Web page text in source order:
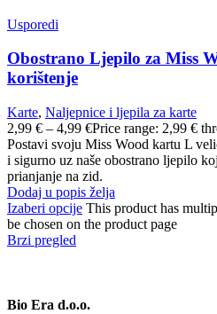
Usporedi
Obostrano Ljepilo za Miss
korištenje
Karte, Naljepnice i ljepila za karte
2,99 € – 4,99 €Price range: 2,99 €
Postavi svoju Miss Wood kartu L
i sigurno uz naše obostrano ljepilo
prianjanje na zid.
Dodaj u popis želja
Izaberi opcije This product has
be chosen on the product page
Brzi pregled
Bio Era d.o.o.